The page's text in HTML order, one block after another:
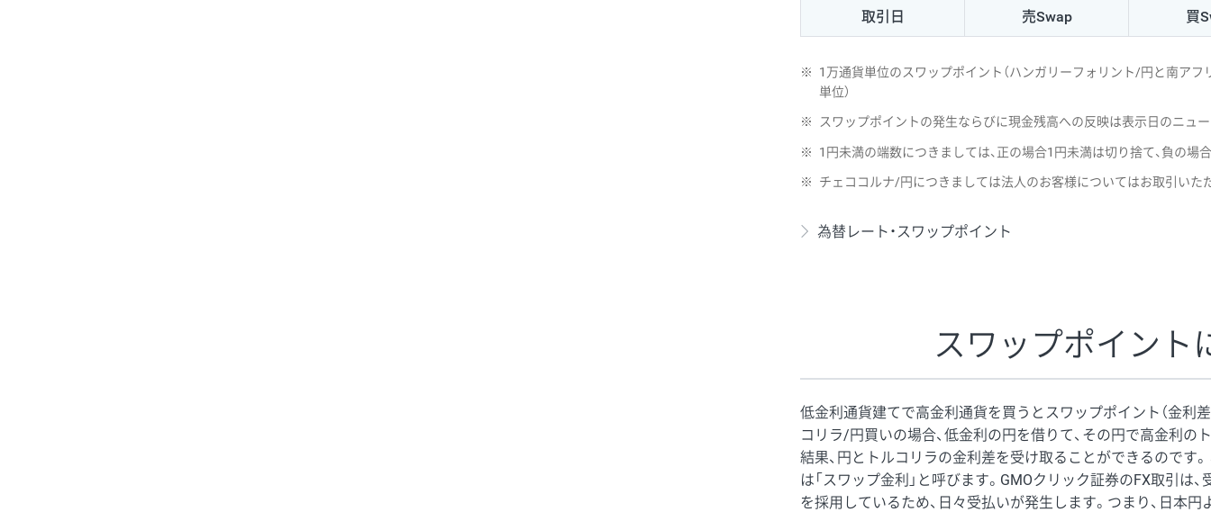
AUD/USD
EUR/AUD 103円
160円
※ハンガリーフォリント/円と南アフリカランド/円とメキシコペソ/
取引日 売Swap 買
※
1万通貨単位のスワップポイント（ハンガリーフォリント/円と南ア
単位）
※ スワップポイントの発生ならびに現金残高への反映は表示日のニュ
※ 1円未満の端数につきましては、正の場合1円未満は切り捨て、負の場
※ チェココルナ/円につきましては法人のお客様についてはお取引いた
為替レート・スワップポイント
スワップポイント
低金利通貨建てで高金利通貨を買うとスワップポイント（金利
コリラ/円買いの場合、低金利の円を借りて、その円で高金利の
結果、円とトルコリラの金利差を受け取ることができるのです
は「スワップ金利」と呼びます。GMOクリック証券のFX取引は
を採用しているため、日々受払いが発生します。つまり、日本